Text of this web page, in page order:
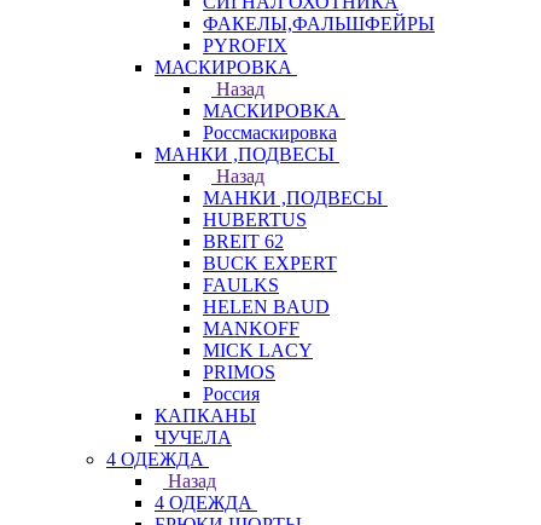
ФАКЕЛЫ,ФАЛЬШФЕЙРЫ
PYROFIX
МАСКИРОВКА
Назад
МАСКИРОВКА
Россмаскировка
МАНКИ ,ПОДВЕСЫ
Назад
МАНКИ ,ПОДВЕСЫ
HUBERTUS
BREIT 62
BUCK EXPERT
FAULKS
HELEN BAUD
MANKOFF
MICK LACY
PRIMOS
Россия
КАПКАНЫ
ЧУЧЕЛА
4 ОДЕЖДА
Назад
4 ОДЕЖДА